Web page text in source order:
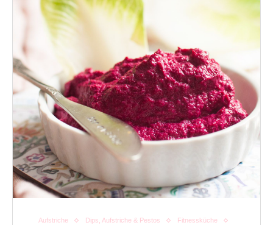
Aufstriche Dips, Aufstriche & Pestos
Fitnessküche